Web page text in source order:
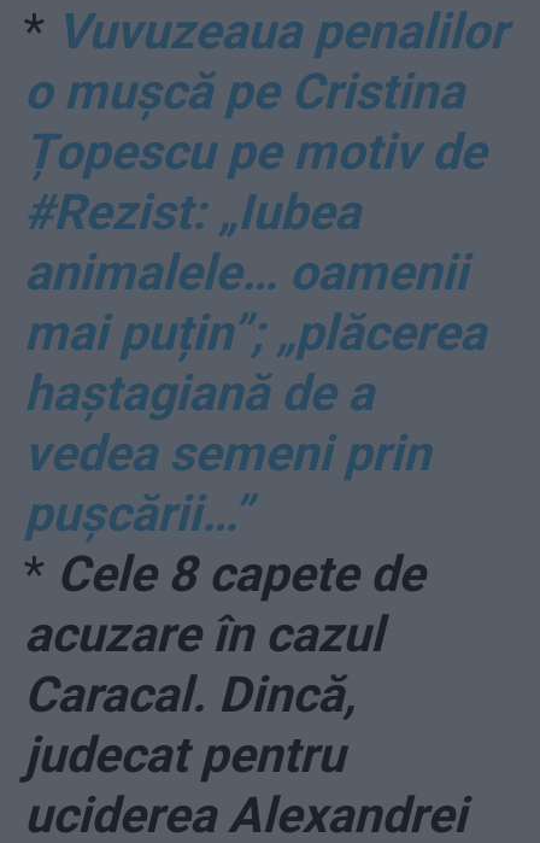
* Vuvuzeaua penalilor
o mușcă pe Cristina
Țopescu pe motiv de
#Rezist: „Iubea
animalele… oamenii
mai puțin”; „plăcerea
haștagiană de a
vedea semeni prin
pușcării…”
* Cele 8 capete de
acuzare în cazul
Caracal. Dincă,
judecat pentru
uciderea Alexandrei